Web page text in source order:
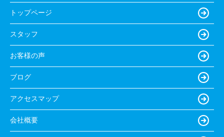
トップページ
スタッフ
お客様の声
ブログ
アクセスマップ
会社概要